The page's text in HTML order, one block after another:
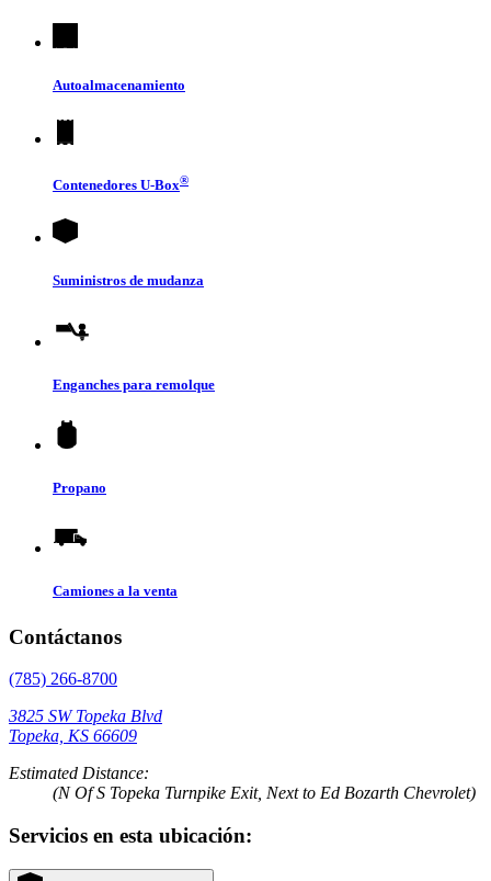
Autoalmacenamiento
Contenedores U-Box®
Suministros de mudanza
Enganches para remolque
Propano
Camiones a la venta
Contáctanos
(785) 266-8700
3825 SW Topeka Blvd
Topeka, KS 66609
Estimated Distance:
(N Of S Topeka Turnpike Exit, Next to Ed Bozarth Chevrolet)
Servicios en esta ubicación: